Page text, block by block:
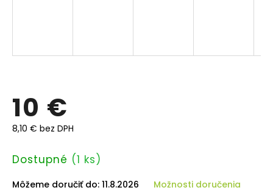
10 €
8,10 € bez DPH
Jednotková
Dostupné (1 ks)
Môžeme doručiť do: 11.8.2026 Možnosti doručenia